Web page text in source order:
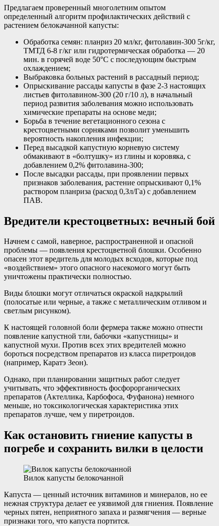
Предлагаем проверенный многолетним опытом
определенный алгоритм профилактических действий с
растением белокачанной капусты:
Обработка семян: планриз 20 мл/кг, фитолавин-300 5г/кг,
ТМТД 6-8 г/кг или гидротермическая обработка — 20
мин. в горячей воде 50°С с последующим быстрым
охлаждением;
Выбраковка больных растений в рассадный период;
Опрыскивание рассады капусты в фазе 2-3 настоящих
листьев фитолавином-300 (20 г/10 л), в начальный
период развития заболевания можно использовать
химические препараты на основе меди;
Борьба в течение вегетационного сезона с
крестоцветными сорняками позволит уменьшить
вероятность накопления инфекции;
Перед высадкой капустную корневую систему
обмакивают в «болтушку» из глины и коровяка, с
добавлением 0,2% фитолавина-300;
После высадки рассады, при проявлении первых
признаков заболевания, растение опрыскивают 0,1%
раствором планриза (расход 0,Зл/Га) с добавлением
ПАВ.
Вредители крестоцветных: вечный бой
Начнем с самой, наверное, распространенной и опасной
проблемы — появления крестоцветной блошки. Особенно
опасен этот вредитель для молодых всходов, которые под
«воздействием» этого опасного насекомого могут быть
уничтожены практически полностью.
Виды блошки могут отличаться окраской надкрылий
(полосатые или черные, а также с металлическим отливом и
светлым рисунком).
К настоящей головной боли фермера также можно отнести
появление капустной тли, бабочки «капустницы» и
капустной мухи. Против всех этих вредителей можно
бороться посредством препаратов из класса пиретроидов
(например, Каратэ Зеон).
Однако, при планировании защитных работ следует
учитывать, что эффективность фосфорорганических
препаратов (Актеллика, Карбофоса, Фуфанона) немного
меньше, но токсикологическая характеристика этих
препаратов лучше, чем у пиретроидов.
Как остановить гниение капусты в
погребе и сохранить вилки в целости
Вилок капусты белокочанной
Капуста — ценный источник витаминов и минералов, но ее
нежная структура делает ее уязвимой для гниения. Появление
черных пятен, неприятного запаха и размягчения — верные
признаки того, что капуста портится.